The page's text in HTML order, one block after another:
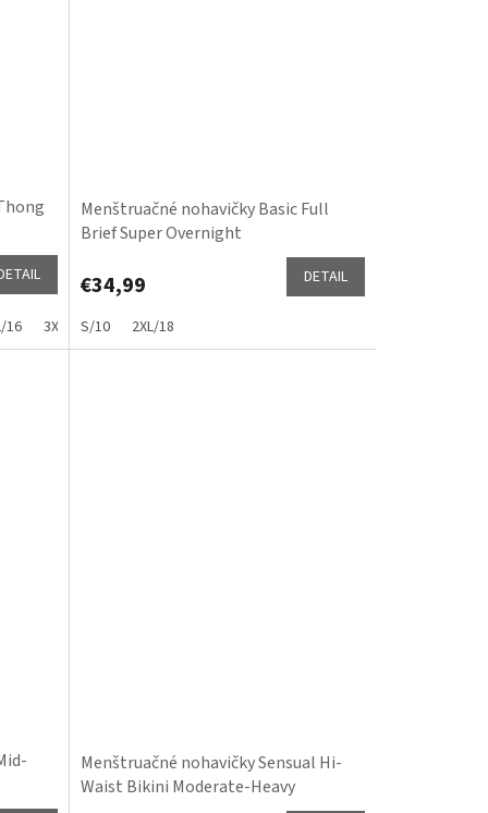
16 3XL/20
Menštruačné nohavičky Basic Full
Brief Super Overnight
€34,99 DETAIL
S/10 2XL/18
Menštruačné nohavičky Sensual Hi-
Waist Bikini Moderate-Heavy